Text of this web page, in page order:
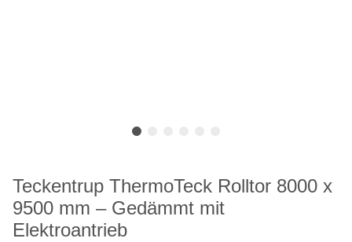
Teckentrup ThermoTeck Rolltor 8000 x
9500 mm – Gedämmt mit
Elektroantrieb